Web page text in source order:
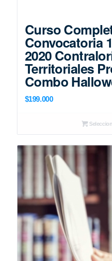
Curso
Convocatoria
2020
Territoriales
Combo
$199.000